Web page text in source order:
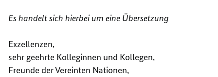
Es handelt sich hierbei um eine Übersetzung
Exzellenzen,
sehr geehrte Kolleginnen und Kollegen,
Freunde der Vereinten Nationen,